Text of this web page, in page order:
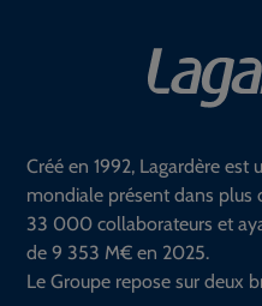
Créé en 1992, Lagardère
mondiale présent dans
33 000 collaborateurs et
de 9 353 M€ en 2025.
Le Groupe repose sur deux